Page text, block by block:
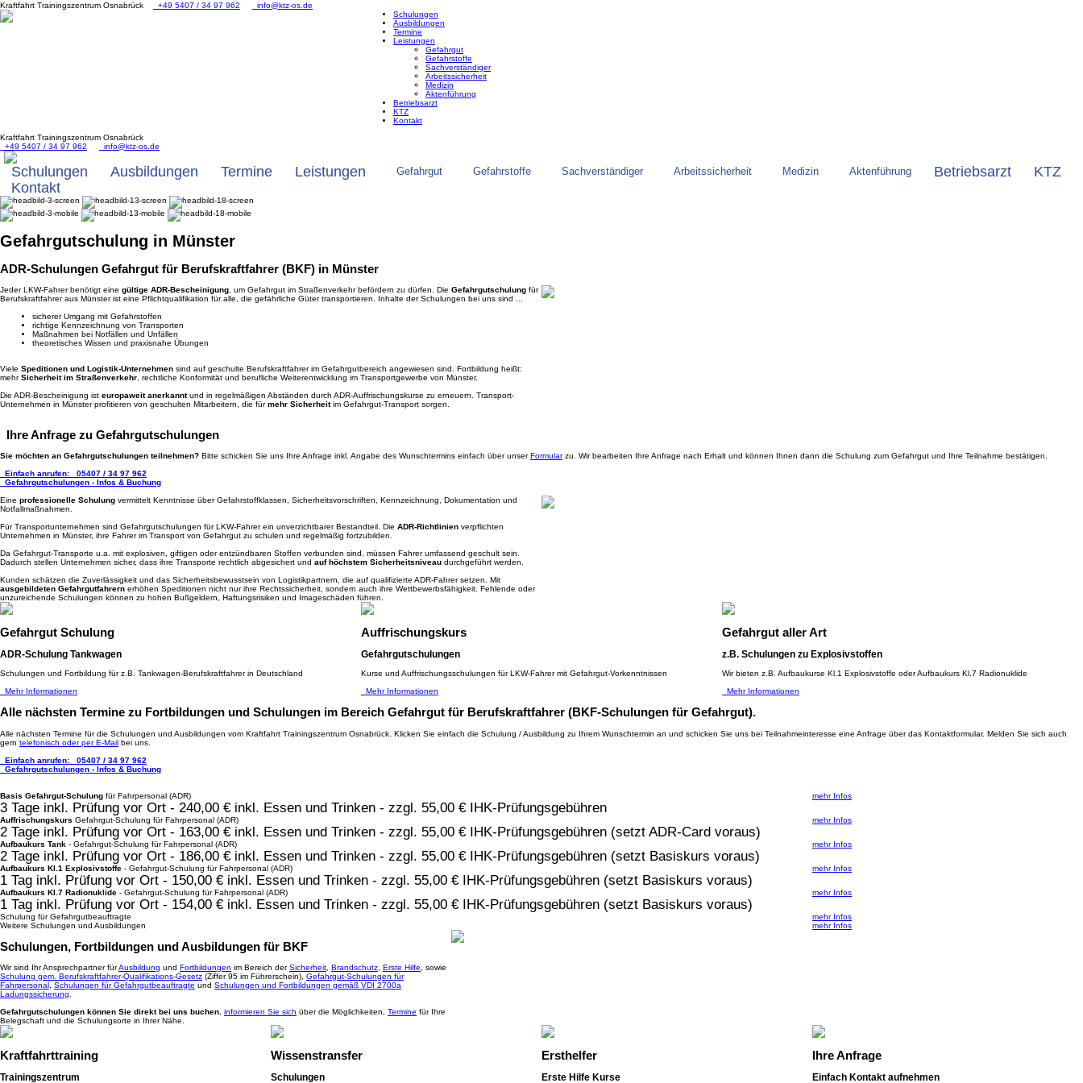
Kraftfahrt Trainingszentrum Osnabrück +49 5407 / 34 97 962
info@ktz-os.de
Schulungen
Ausbildungen
Termine
Leistungen
Gefahrgut
Gefahrstoffe
Sachverständiger
Arbeitssicherheit
Medizin
Aktenführung
Betriebsarzt
KTZ
Kontakt
Kraftfahrt Trainingszentrum Osnabrück
+49 5407 / 34 97 962
info@ktz-os.de
Schulungen Ausbildungen Termine Leistungen Gefahrgut Gefahrstoffe Sachverständiger Arbeitssicherheit Medizin Aktenführung Betriebsarzt
KTZ
Kontakt
Gefahrgutschulung in Münster
ADR-Schulungen Gefahrgut für Berufskraftfahrer (BKF) in Münster
Jeder LKW-Fahrer benötigt eine gültige ADR-Bescheinigung, um Gefahrgut im Straßenverkehr befördern zu dürfen. Die Gefahrgutschulung für
Berufskraftfahrer aus Münster ist eine Pflichtqualifikation für alle, die gefährliche Güter transportieren. Inhalte der Schulungen bei uns sind ...
sicherer Umgang mit Gefahrstoffen
richtige Kennzeichnung von Transporten
Maßnahmen bei Notfällen und Unfällen
theoretisches Wissen und praxisnahe Übungen
Viele Speditionen und Logistik-Unternehmen sind auf geschulte Berufskraftfahrer im Gefahrgutbereich angewiesen sind. Fortbildung heißt:
mehrSicherheit im Straßenverkehr, rechtliche Konformität und berufliche Weiterentwicklung im Transportgewerbe von Münster.
Die ADR-Bescheinigung ist europaweit anerkanntund in regelmäßigen Abständen durch ADR-Auffrischungskurse zu erneuern. Transport-
Unternehmen in Münster profitieren von geschulten Mitarbeitern, die fürmehr Sicherheitim Gefahrgut-Transport sorgen.
Ihre Anfrage zu Gefahrgutschulungen
Sie möchten an Gefahrgutschulungen teilnehmen? Bitte schicken Sie uns Ihre Anfrage inkl. Angabe des Wunschtermins einfach über unserFormularzu. Wir bearbeiten Ihre Anfrage nach Erhalt und können Ihnen dann die Schulung zum Gefahrgut und Ihre Teilnahme bestätigen.
Einfach anrufen:
05407 / 34 97 962
Gefahrgutschulungen - Infos & Buchung
Eine professionelle Schulung vermittelt Kenntnisse über Gefahrstoffklassen, Sicherheitsvorschriften, Kennzeichnung, Dokumentation und
Notfallmaßnahmen.
Für Transportunternehmen sind Gefahrgutschulungen für LKW-Fahrer ein unverzichtbarer Bestandteil. Die ADR-Richtlinien verpflichten
Unternehmen in Münster, ihre Fahrer im Transport von Gefahrgut zu schulen und regelmäßig fortzubilden.
Da Gefahrgut-Transporte u.a. mit explosiven, giftigen oder entzündbaren Stoffen verbunden sind, müssen Fahrer umfassend geschult sein.
Dadurch stellen Unternehmen sicher, dass ihre Transporte rechtlich abgesichert und auf höchstem Sicherheitsniveau durchgeführt werden.
Kunden schätzen die Zuverlässigkeit und das Sicherheitsbewusstsein von Logistikpartnern, die auf qualifizierte ADR-Fahrer setzen. Mit
ausgebildeten Gefahrgutfahrern erhöhen Speditionen nicht nur ihre Rechtssicherheit, sondern auch ihre Wettbewerbsfähigkeit. Fehlende oder
unzureichende Schulungen können zu hohen Bußgeldern, Haftungsrisiken und Imageschäden führen.
Gefahrgut Schulung
ADR-Schulung Tankwagen
Schulungen und Fortbildung für z.B. Tankwagen-Berufskraftfahrer in Deutschland
Mehr Informationen
Auffrischungskurs
Gefahrgutschulungen
Kurse und Auffrischungsschulungen für LKW-Fahrer mit Gefahrgut-Vorkenntnissen
Mehr Informationen
Gefahrgut aller Art
z.B. Schulungen zu Explosivstoffen
Wir bieten z.B. Aufbaukurse Kl.1 Explosivstoffe oder Aufbaukurs Kl.7 Radionuklide
Mehr Informationen
Alle nächsten Termine zu Fortbildungen und Schulungen im Bereich Gefahrgut für Berufskraftfahrer (BKF-Schulungen für Gefahrgut).
Alle nächsten Termine für die Schulungen und Ausbildungen vom Kraftfahrt Trainingszentrum Osnabrück. Klicken Sie einfach die Schulung / Ausbildung zu Ihrem Wunschtermin an und schicken Sie uns bei Teilnahmeinteresse eine Anfrage über das Kontaktformular. Melden Sie sich auch
gern telefonisch oder per E-Mail bei uns.
Einfach anrufen:
05407 / 34 97 962
Gefahrgutschulungen - Infos & Buchung
Basis Gefahrgut-Schulung für Fahrpersonal (ADR)
3 Tage inkl. Prüfung vor Ort - 240,00 € inkl. Essen und Trinken - zzgl. 55,00 € IHK-Prüfungsgebühren
mehr Infos
Auffrischungskurs Gefahrgut-Schulung für Fahrpersonal (ADR)
2 Tage inkl. Prüfung vor Ort - 163,00 € inkl. Essen und Trinken - zzgl. 55,00 € IHK-Prüfungsgebühren (setzt ADR-Card voraus)
mehr Infos
Aufbaukurs Tank - Gefahrgut-Schulung für Fahrpersonal (ADR)
2 Tage inkl. Prüfung vor Ort - 186,00 € inkl. Essen und Trinken - zzgl. 55,00 € IHK-Prüfungsgebühren (setzt Basiskurs voraus)
mehr Infos
Aufbaukurs Kl.1 Explosivstoffe - Gefahrgut-Schulung für Fahrpersonal (ADR)
1 Tag inkl. Prüfung vor Ort - 150,00 € inkl. Essen und Trinken - zzgl. 55,00 € IHK-Prüfungsgebühren (setzt Basiskurs voraus)
mehr Infos
Aufbaukurs Kl.7 Radionuklide - Gefahrgut-Schulung für Fahrpersonal (ADR)
1 Tag inkl. Prüfung vor Ort - 154,00 € inkl. Essen und Trinken - zzgl. 55,00 € IHK-Prüfungsgebühren (setzt Basiskurs voraus)
mehr Infos
Schulung für Gefahrgutbeauftragte
mehr Infos
Weitere Schulungen und Ausbildungen
mehr Infos
Schulungen, Fortbildungen und Ausbildungen für BKF
Wir sind Ihr Ansprechpartner fürAusbildung und Fortbildungen im Bereich derSicherheit, Brandschutz, Erste Hilfe, sowie
Schulung gem. Berufskraftfahrer-Qualifikations-Gesetz (Ziffer 95 im Führerschein), Gefahrgut-Schulungen für
Fahrpersonal , Schulungen für Gefahrgutbeauftragte und Schulungen und Fortbildungen gemäß VDI 2700a
Ladungssicherung.
Gefahrgutschulungen können Sie direkt bei uns buchen, informieren Sie sich über die Möglichkeiten, Termine für Ihre
Belegschaft und die Schulungsorte in Ihrer Nähe.
Kraftfahrttraining
Trainingszentrum
Wissenstransfer
Schulungen
Ersthelfer
Erste Hilfe Kurse
Ihre Anfrage
Einfach Kontakt aufnehmen